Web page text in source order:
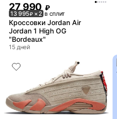
27 990 ₽
13 995₽ × 2 в сплит
Кроссовки Jordan Air
Jordan 1 High OG
"Bordeaux"
15 дней